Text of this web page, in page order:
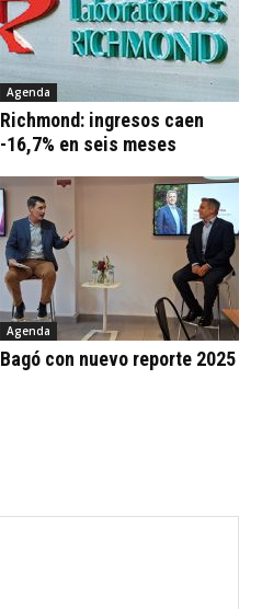
Agenda
Richmond: ingresos caen
-16,7% en seis meses
Agenda
Bagó con nuevo reporte 2025